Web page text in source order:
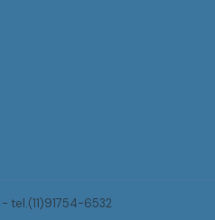
- tel.(11)91754-6532